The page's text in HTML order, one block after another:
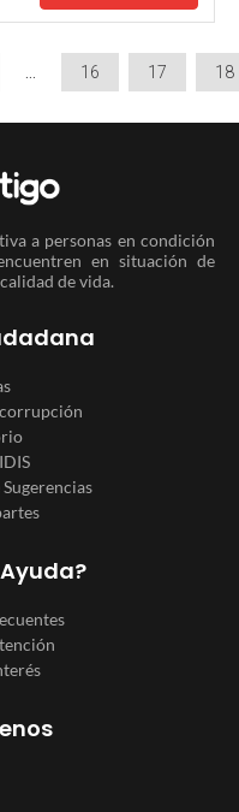
16 17 18
a personas en condición
en situación de
de vida.